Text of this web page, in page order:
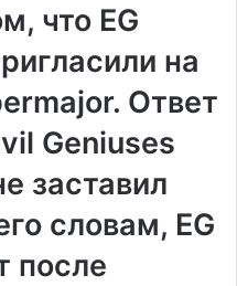
что EG
на
Ответ
Geniuses
заставил
словам, EG
после